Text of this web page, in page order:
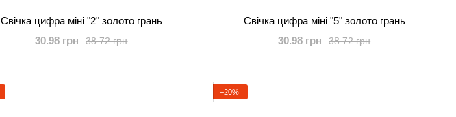
Свічка цифра міні "2" золото грань
38.72 грн
30.98 грн
Свічка цифра міні "5" золото грань
38.72 грн
30.98 грн
−20%